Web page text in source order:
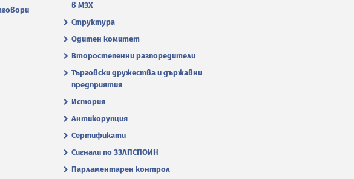
в МЗХ
Структура
Одитен комитет
Второстепенни разпоредители
Търговски дружества и държавни
предприятия
История
Антикорупция
Сертификати
Сигнали по ЗЗЛПСПОИН
Парламентарен контрол